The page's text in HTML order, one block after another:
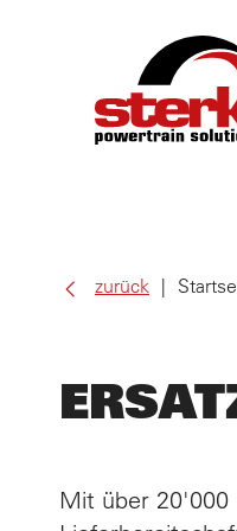
zurück
Mit über 20'000